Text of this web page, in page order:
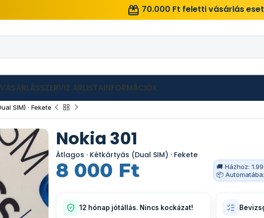
70.000 Ft feletti vásárlás
SZERVIZ ÁRLISTAINFORMÁCIÓK
SIM) · Fekete
Nokia 301
Átlagos · Kétkártyás (Dual SIM) · Fekete
8 000 Ft
🚚 Házhoz:
📦
12 hónap jótállás. Nincs kockázat!